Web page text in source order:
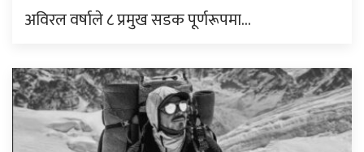
अविरल वर्षाले ८ प्रमुख सडक पूर्णरूपमा…